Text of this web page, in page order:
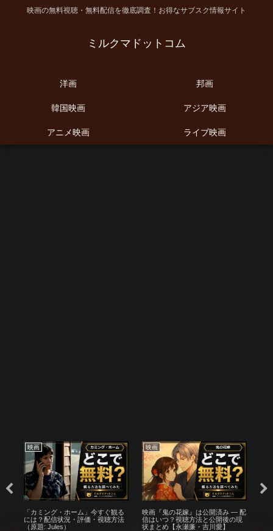
映画の無料視聴・無料配信を徹底調査！お得なサブスク情報サイト
ミルクマドットコム
洋画 邦画
韓国映画 アジア映画
アニメ映画 ライブ映画
映画
「カミング・ホーム」今すぐ観る
には？配信状況・評価・視聴方法
（原題: Jules）
映画
映画『鬼の花嫁』は公開済み — 配
信はいつ？視聴方法と公開後の現
状まとめ【永瀬廉・吉川愛】